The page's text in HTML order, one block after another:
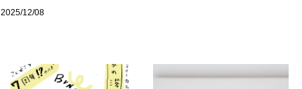
2025/12/08